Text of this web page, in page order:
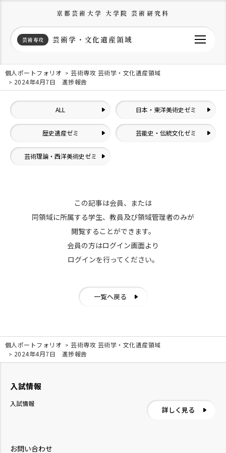
京都芸術大学 大学院 芸術研究科
芸術専攻 芸術学・文化遺産領域
個人ポートフォリオ
芸術専攻 芸術学・文化遺産領域
2024年4月7日 進捗報告
ALL 日本・東洋美術史ゼミ
歴史遺産ゼミ 芸能史・伝統文化ゼミ
芸術理論・西洋美術史ゼミ
この記事は会員、または
同領域に所属する学生、教員及び領域管理者のみが
閲覧することができます。
会員の方はログイン画面より
ログインを行ってください。
一覧へ戻る
個人ポートフォリオ
芸術専攻 芸術学・文化遺産領域
2024年4月7日 進捗報告
お問い合わせ
入試情報
入試情報
詳しく見る